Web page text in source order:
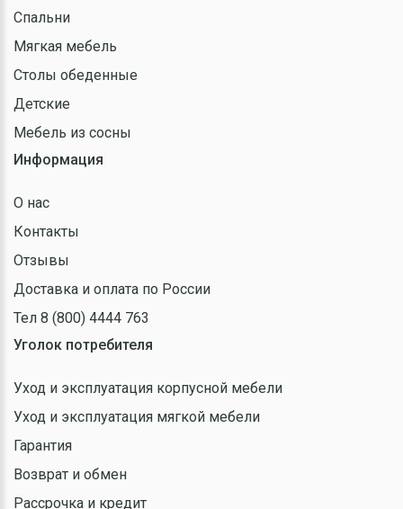
Спальни
Мягкая мебель
Столы обеденные
Детские
Мебель из сосны
Информация
О нас
Контакты
Отзывы
Доставка и оплата по России
Тел 8 (800) 4444 763
Уголок потребителя
Уход и эксплуатация корпусной мебели
Уход и эксплуатация мягкой мебели
Гарантия
Возврат и обмен
Рассрочка и кредит